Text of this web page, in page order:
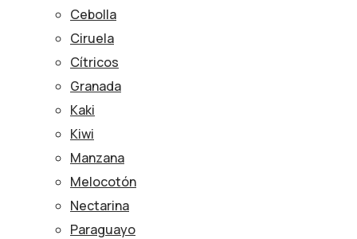
Cebolla
Ciruela
Cítricos
Granada
Kaki
Kiwi
Manzana
Melocotón
Nectarina
Paraguayo